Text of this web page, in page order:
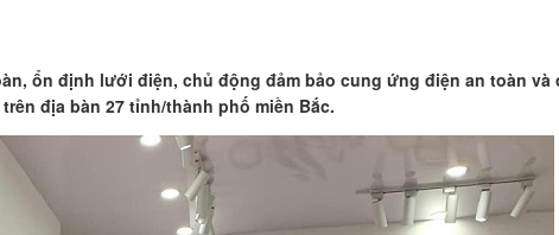
ổn định lưới điện, chủ động đảm bảo cung ứng điện an toàn
địa bàn 27 tỉnh/thành phố miền Bắc.